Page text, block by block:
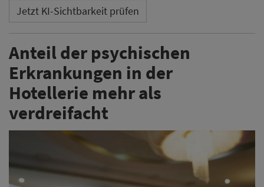
Jetzt KI-Sichtbarkeit prüfen
Anteil der psychischen
Erkrankungen in der
Hotellerie mehr als
verdreifacht